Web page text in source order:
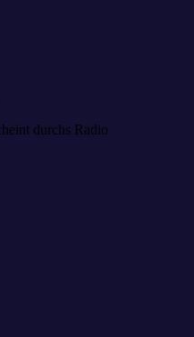
durchs Radio